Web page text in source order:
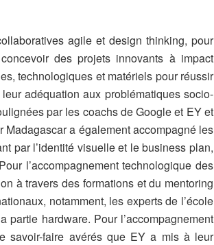
agile et design thinking, pour
des projets innovants à impact
technologiques et matériels pour réussir
adéquation aux problématiques socio-
par les coachs de Google et EY et
a également accompagné les
par l’identité visuelle et le business plan,
l’accompagnement technologique des
à travers des formations et du mentoring
notamment, les experts de l’école
hardware. Pour l’accompagnement
savoir-faire avérés que EY a mis à leur